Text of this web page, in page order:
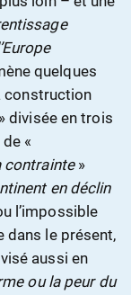
quelques
construction
divisée en trois
«
contrainte»
en déclin
l’impossible
dans le présent,
aussi en
ou la peur du